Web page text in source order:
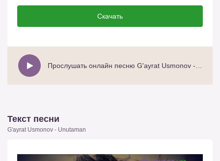
Скачать
Текст песни
G'ayrat Usmonov - Unutaman